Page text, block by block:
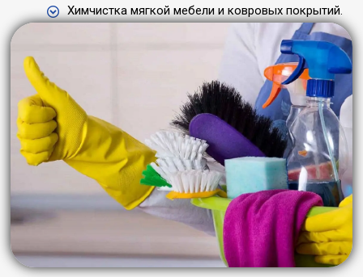
Химчистка мягкой мебели и ковровых покрытий.